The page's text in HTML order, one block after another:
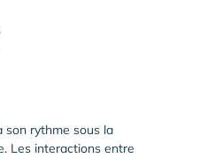
son rythme sous la
Les interactions entre